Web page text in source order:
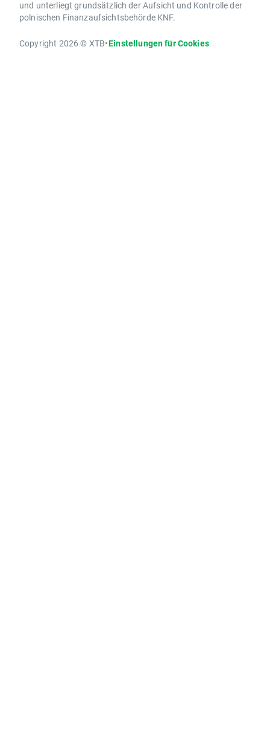
und unterliegt grundsätzlich der Aufsicht und Kontrolle der
polnischen Finanzaufsichtsbehörde KNF.
Copyright 2026 © XTB•Einstellungen für Cookies